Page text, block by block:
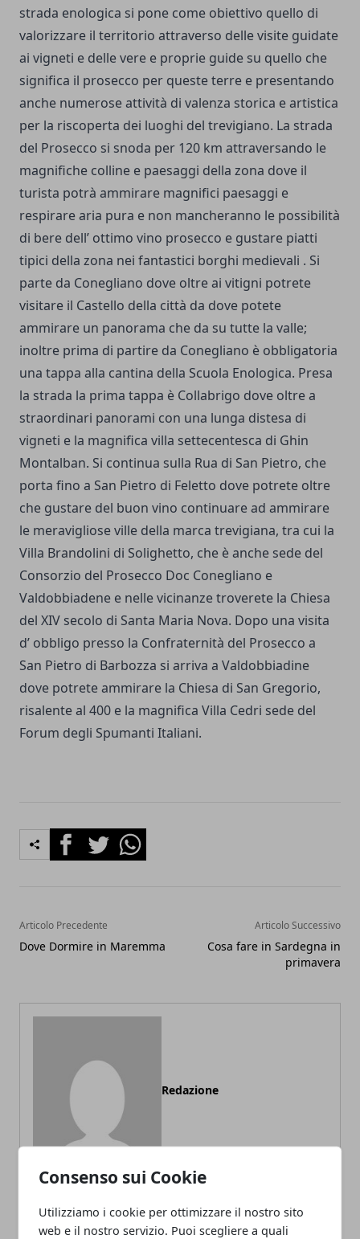
Consenso sui Cookie
Utilizziamo i cookie per ottimizzare il nostro sito
web e il nostro servizio. Puoi scegliere a quali
strada enologica si pone come obiettivo quello di
valorizzare il territorio attraverso delle visite guidate
ai vigneti e delle vere e proprie guide su quello che
significa il prosecco per queste terre e presentando
anche numerose attività di valenza storica e artistica
per la riscoperta dei luoghi del trevigiano. La strada
del Prosecco si snoda per 120 km attraversando le
magnifiche colline e paesaggi della zona dove il
turista potrà ammirare magnifici paesaggi e
respirare aria pura e non mancheranno le possibilità
di bere dell’ ottimo vino prosecco e gustare piatti
tipici della zona nei fantastici borghi medievali . Si
parte da Conegliano dove oltre ai vitigni potrete
visitare il Castello della città da dove potete
ammirare un panorama che da su tutte la valle;
inoltre prima di partire da Conegliano è obbligatoria
una tappa alla cantina della Scuola Enologica. Presa
la strada la prima tappa è Collabrigo dove oltre a
straordinari panorami con una lunga distesa di
vigneti e la magnifica villa settecentesca di Ghin
Montalban. Si continua sulla Rua di San Pietro, che
porta fino a San Pietro di Feletto dove potrete oltre
che gustare del buon vino continuare ad ammirare
le meravigliose ville della marca trevigiana, tra cui la
Villa Brandolini di Solighetto, che è anche sede del
Consorzio del Prosecco Doc Conegliano e
Valdobbiadene e nelle vicinanze troverete la Chiesa
del XIV secolo di Santa Maria Nova. Dopo una visita
d’ obbligo presso la Confraternità del Prosecco a
San Pietro di Barbozza si arriva a Valdobbiadine
dove potrete ammirare la Chiesa di San Gregorio,
risalente al 400 e la magnifica Villa Cedri sede del
Forum degli Spumanti Italiani.
FacebookTwitterWhatsapp
Articolo Precedente
Dove Dormire in Maremma
Articolo Successivo
Cosa fare in Sardegna in
primavera
Redazione